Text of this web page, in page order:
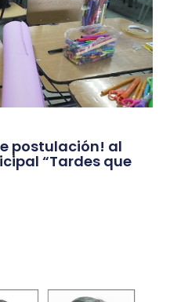
postulación! al
“Tardes que